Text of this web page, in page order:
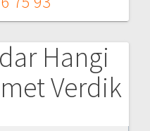
Hangi
Verdik